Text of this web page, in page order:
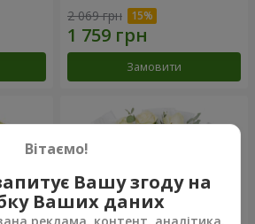
2 069 грн
Замовити
Вітаємо!
Вашу згоду на
Ваших даних
реклама, контент, аналітика,